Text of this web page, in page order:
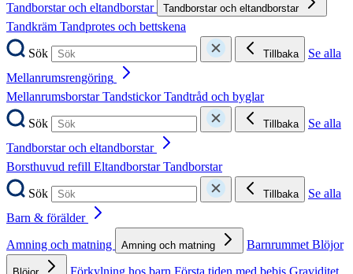
Tandborstar och eltandborstar
Tandborstar och eltandborstar
Tandkräm Tandprotes och bettskena
Sök
Tillbaka
Se alla
Mellanrumsrengöring
MellanrumsborstarTandstickorTandtråd och byglar
Sök
Tillbaka
Se alla
Tandborstar och eltandborstar
Borsthuvud refill EltandborstarTandborstar
Sök
Tillbaka
Se alla
Barn & förälder
Amning och matning
Amning och matning BarnrummetBlöjor